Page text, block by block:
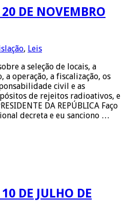
DE NOVEMBRO
, Leis
a seleção de locais, a
a operação, a fiscalização, os
civil e as
de rejeitos radioativos, e
DA REPÚBLICA Faço
decreta e eu sanciono …
DE JULHO DE